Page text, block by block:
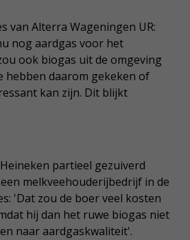
van Alterra Wageningen UR:
nog aardgas voor het
ook biogas uit de omgeving
hebben daarom gekeken of
kan zijn. Dit blijkt
partieel gezuiverd
melkveehouderijbedrijf in de
'Dat zou de boer veel kosten
hij dan het ruwe biogas niet
naar aardgaskwaliteit'.